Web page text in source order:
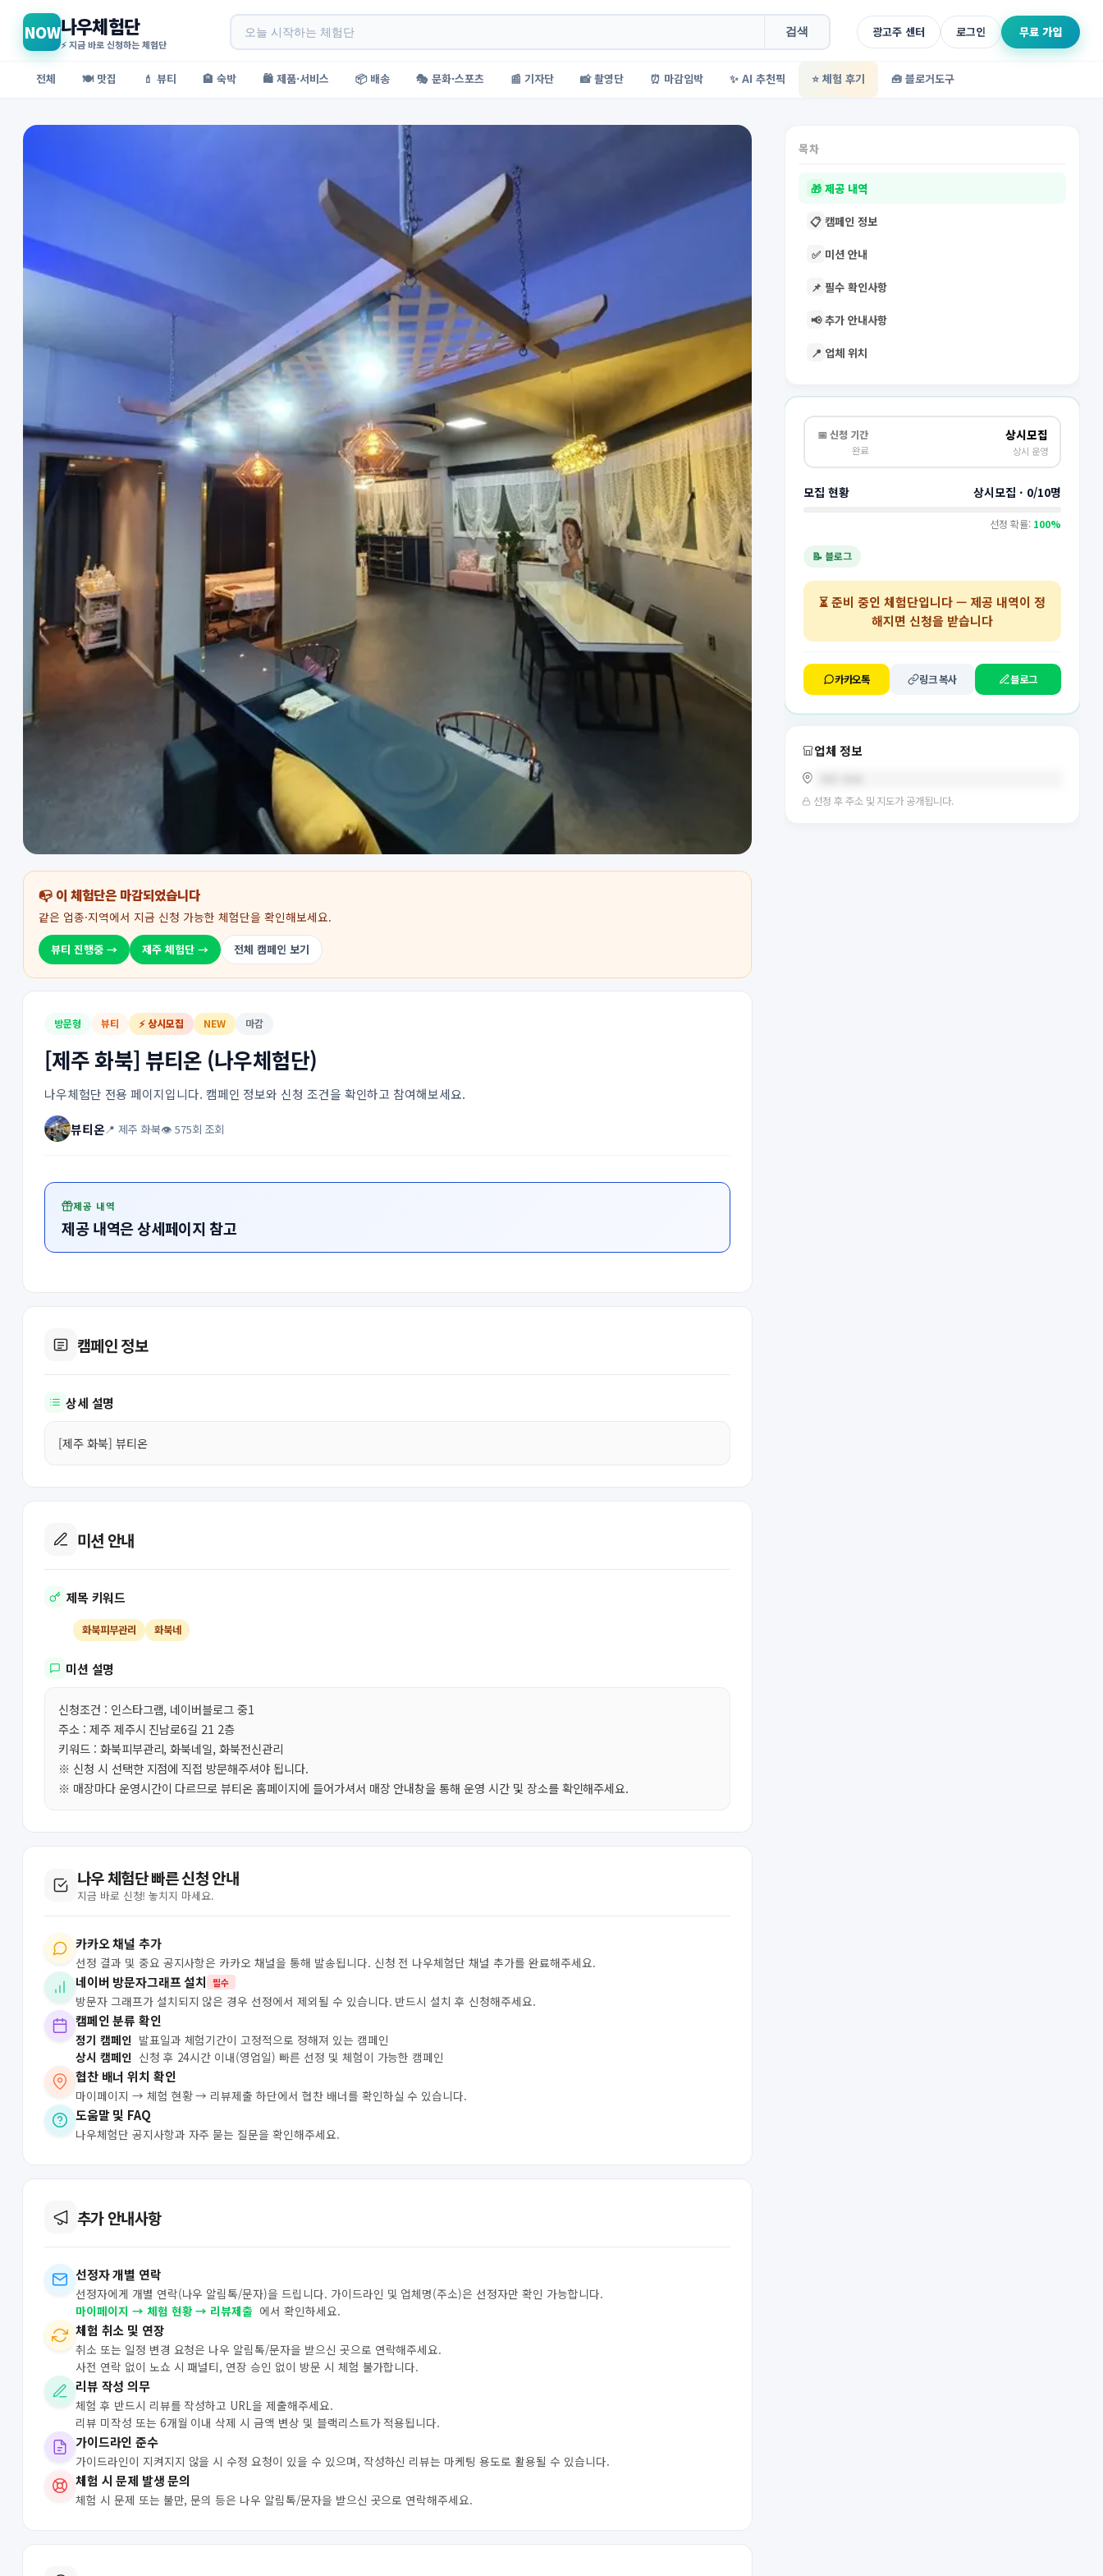
NOW나우체험단
⚡ 지금 바로 신청하는 체험단
검색 광고주 센터 로그인 무료 가입
전체 🍽️ 맛집 💄 뷰티 🏨 숙박 🛍️ 제품·서비스 📦 배송 🎭 문화·스포츠 📰 기자단 📸 촬영단 ⏰ 마감임박 ✨ AI 추천픽 ⭐ 체험 후기 🧰 블로거도구
📭 이 체험단은 마감되었습니다
같은 업종·지역에서 지금 신청 가능한 체험단을 확인해보세요.
뷰티 진행중 → 제주 체험단 → 전체 캠페인 보기
방문형 뷰티 ⚡ 상시모집 NEW 마감
[제주 화북] 뷰티온 (나우체험단)
나우체험단 전용 페이지입니다. 캠페인 정보와 신청 조건을 확인하고 참여해보세요.
뷰티온📍 제주 화북👁 575회 조회
제공 내역
제공 내역은 상세페이지 참고
캠페인 정보
상세 설명
[제주 화북] 뷰티온
미션 안내
제목 키워드
화북피부관리 화북네
미션 설명
신청조건 : 인스타그램, 네이버블로그 중1
주소 : 제주 제주시 진남로6길 21 2층
키워드 : 화북피부관리, 화북네일, 화북전신관리
※ 신청 시 선택한 지점에 직접 방문해주셔야 됩니다.
※ 매장마다 운영시간이 다르므로 뷰티온 홈페이지에 들어가셔서 매장 안내창을 통해 운영 시간 및 장소를 확인해주세요.
나우 체험단 빠른 신청 안내
지금 바로 신청! 놓치지 마세요.
카카오 채널 추가
선정 결과 및 중요 공지사항은 카카오 채널을 통해 발송됩니다. 신청 전 나우체험단 채널 추가를 완료해주세요.
네이버 방문자그래프 설치 필수
방문자 그래프가 설치되지 않은 경우 선정에서 제외될 수 있습니다. 반드시 설치 후 신청해주세요.
캠페인 분류 확인
정기 캠페인 발표일과 체험기간이 고정적으로 정해져 있는 캠페인
상시 캠페인 신청 후 24시간 이내(영업일) 빠른 선정 및 체험이 가능한 캠페인
협찬 배너 위치 확인
마이페이지 → 체험 현황 → 리뷰제출 하단에서 협찬 배너를 확인하실 수 있습니다.
도움말 및 FAQ
나우체험단 공지사항과 자주 묻는 질문을 확인해주세요.
추가 안내사항
선정자 개별 연락
선정자에게 개별 연락(나우 알림톡/문자)을 드립니다. 가이드라인 및 업체명(주소)은 선정자만 확인 가능합니다.
마이페이지 → 체험 현황 → 리뷰제출 에서 확인하세요.
체험 취소 및 연장
취소 또는 일정 변경 요청은 나우 알림톡/문자을 받으신 곳으로 연락해주세요.
사전 연락 없이 노쇼 시 패널티, 연장 승인 없이 방문 시 체험 불가합니다.
리뷰 작성 의무
체험 후 반드시 리뷰를 작성하고 URL을 제출해주세요.
리뷰 미작성 또는 6개월 이내 삭제 시 금액 변상 및 블랙리스트가 적용됩니다.
가이드라인 준수
가이드라인이 지켜지지 않을 시 수정 요청이 있을 수 있으며, 작성하신 리뷰는 마케팅 용도로 활용될 수 있습니다.
체험 시 문제 발생 문의
체험 시 문제 또는 불만, 문의 등은 나우 알림톡/문자을 받으신 곳으로 연락해주세요.
목차
🎁 제공 내역
📋 캠페인 정보
✅ 미션 안내
📌 필수 확인사항
📢 추가 안내사항
📍 업체 위치
📅 신청 기간
완료
상시모집
상시 운영
모집 현황 상시모집 · 0/10명
선정 확률: 100%
📝 블로그
⏳준비 중인 체험단입니다 — 제공 내역이 정
해지면 신청을 받습니다
카카오톡 링크 복사 블로그
업체 정보
선정 후 주소 및 지도가 공개됩니다.